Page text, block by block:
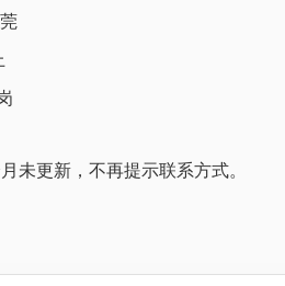
未更新，不再提示联系方式。